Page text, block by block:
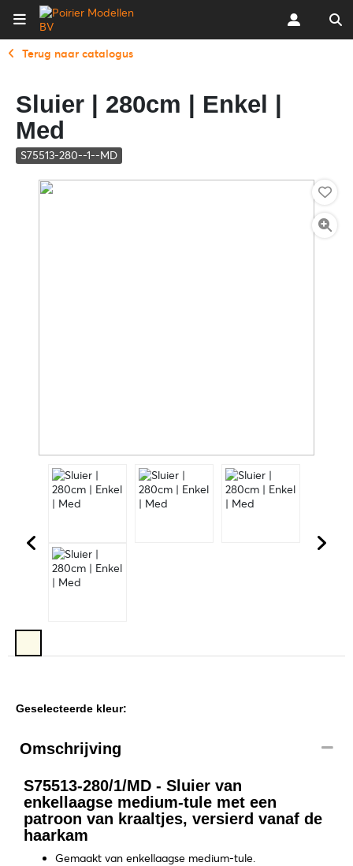
Terug naar catalogus
Sluier | 280cm | Enkel |
Med
S75513-280--1--MD
Geselecteerde kleur:
Omschrijving
S75513-280/1/MD - Sluier van
enkellaagse medium-tule met een
patroon van kraaltjes, versierd vanaf de
haarkam
Gemaakt van enkellaagse medium-tule.